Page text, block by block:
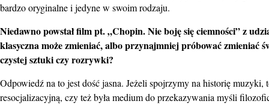
bardzo oryginalne i jedyne w swoim rodzaju.
Niedawno powstał film pt. „Chopin. Nie boję się ciemności” z
klasyczna może zmieniać, albo przynajmniej próbować zmieniać
czystej sztuki czy rozrywki?
Odpowiedź na to jest dość jasna. Jeżeli spojrzymy na historię
resocjalizacyjną, czy też była medium do przekazywania myśli